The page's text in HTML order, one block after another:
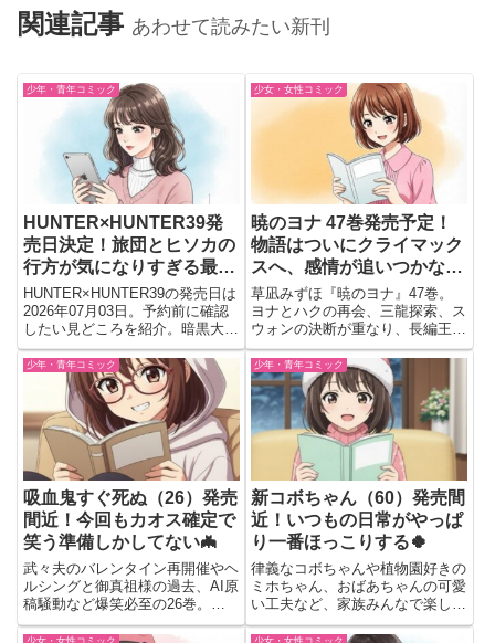
関連記事 あわせて読みたい新刊
少年・青年コミック
HUNTER×HUNTER39発
売日決定！旅団とヒソカの
行方が気になりすぎる最新
巻
HUNTER×HUNTER39の発売日は
2026年07月03日。予約前に確認
したい見どころを紹介。暗黒大陸
を目指す船内で続くマフィア抗争
や幻影旅団、ヒソカの動向が気に
なる人向けに内容をチェック。
少女・女性コミック
暁のヨナ 47巻発売予定！
物語はついにクライマック
スへ、感情が追いつかない
展開が来そう…🌙
草凪みずほ『暁のヨナ』47巻。
ヨナとハクの再会、三龍探索、ス
ウォンの決断が重なり、長編王国
ロマンはいよいよクライマックス
へ。
少年・青年コミック
吸血鬼すぐ死ぬ（26）発売
間近！今回もカオス確定で
笑う準備しかしてない🦇
武々夫のバレンタイン再開催やヘ
ルシングと御真祖様の過去、AI原
稿騒動など爆笑必至の26巻。ド
ラルク女体化や幻の読み切りも収
録の豪華巻。
少年・青年コミック
新コボちゃん（60）発売間
近！いつもの日常がやっぱ
り一番ほっこりする🍀
律義なコボちゃんや植物園好きの
ミホちゃん、おばあちゃんの可愛
い工夫など、家族みんなで楽しめ
る心温まる日常ギャグが満載の第
60巻。
少女・女性コミック 少女・女性コミック